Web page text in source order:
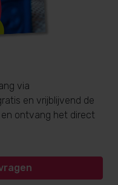
via
en vrijblijvend de
ontvang het direct